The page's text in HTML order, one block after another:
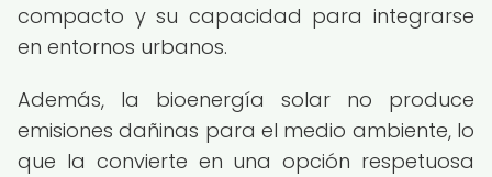
compacto y su capacidad para integrarse
en entornos urbanos.
Además, la bioenergía solar no produce
emisiones dañinas para el medio ambiente, lo
que la convierte en una opción respetuosa